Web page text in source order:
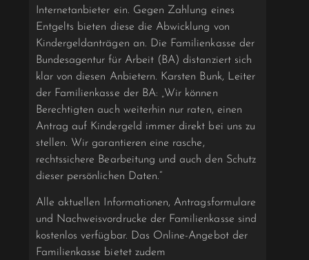
Internetanbieter ein. Gegen Zahlung eines
Entgelts bieten diese die Abwicklung von
Kindergeldanträgen an. Die Familienkasse der
Bundesagentur für Arbeit (BA) distanziert sich
klar von diesen Anbietern. Karsten Bunk, Leiter
der Familienkasse der BA: „Wir können
Berechtigten auch weiterhin nur raten, einen
Antrag auf Kindergeld immer direkt bei uns zu
stellen. Wir garantieren eine rasche,
rechtssichere Bearbeitung und auch den Schutz
dieser persönlichen Daten.“
Alle aktuellen Informationen, Antragsformulare
und Nachweisvordrucke der Familienkasse sind
kostenlos verfügbar. Das Online-Angebot der
Familienkasse bietet zudem